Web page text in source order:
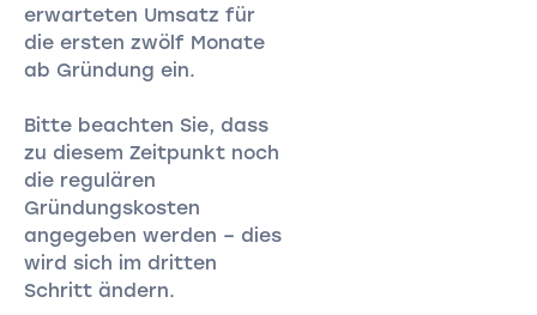
erwarteten Umsatz für
die ersten zwölf Monate
ab Gründung ein.
Bitte beachten Sie, dass
zu diesem Zeitpunkt noch
die regulären
Gründungskosten
angegeben werden – dies
wird sich im dritten
Schritt ändern.